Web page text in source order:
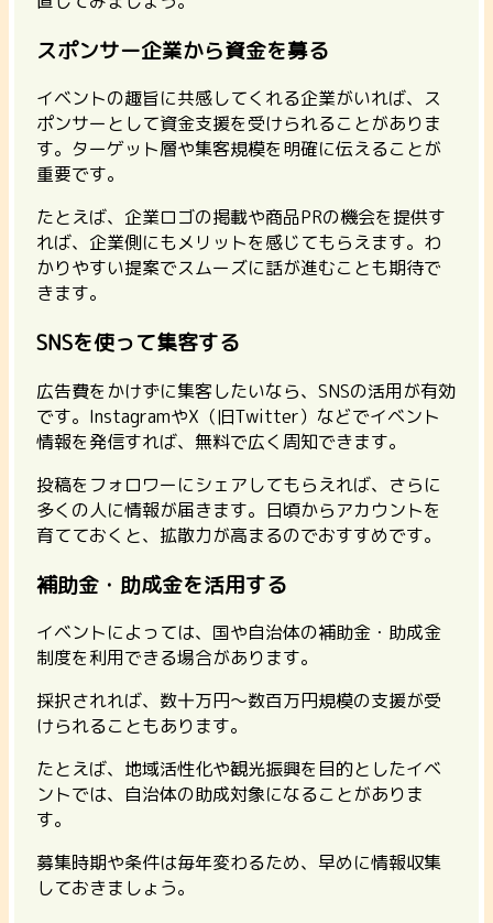
スポンサー企業から資金を募る
イベントの趣旨に共感してくれる企業がいれば、ス
ポンサーとして資金支援を受けられることがありま
す。 ターゲット層や集客規模を明確に伝えることが
重要です。
たとえば、企業ロゴの掲載や商品PRの機会を提供す
れば、企業側にもメリットを感じてもらえます。わ
かりやすい提案でスムーズに話が進むことも期待で
きます。
SNSを使って集客する
広告費をかけずに集客したいなら、SNSの活用が有効
です。InstagramやX（旧Twitter）などでイベント
情報を発信すれば、無料で広く周知できます。
投稿をフォロワーにシェアしてもらえれば、さらに
多くの人に情報が届きます。 日頃からアカウントを
育てておくと、拡散力が高まるのでおすすめです。
補助金・助成金を活用する
イベントによっては、国や自治体の補助金・助成金
制度を利用できる場合があります。
採択されれば、数十万円〜数百万円規模の支援が受
けられることもあります。
たとえば、 地域活性化や観光振興を目的としたイベ
ントでは、自治体の助成対象になることがありま
す。
募集時期や条件は毎年変わるため、早めに情報収集
しておきましょう。